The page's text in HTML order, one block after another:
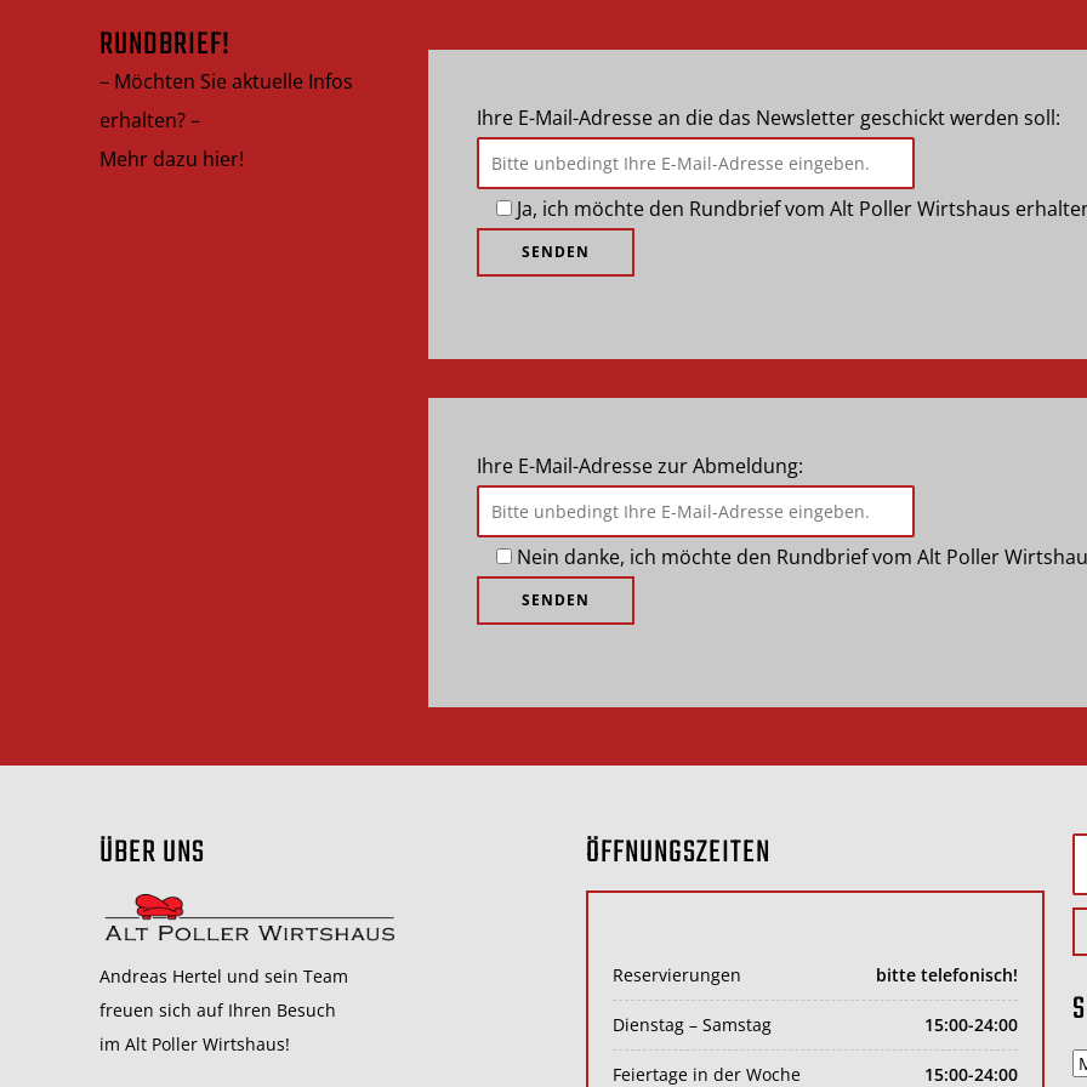
RUNDBRIEF!
– Möchten Sie aktuelle Infos
erhalten? –
Mehr dazu hier!
Ihre E-Mail-Adresse an die das Newsletter geschickt werden soll:
Ja, ich möchte den Rundbrief vom Alt Poller Wirtshaus
Ihre E-Mail-Adresse zur Abmeldung:
Nein danke, ich möchte den Rundbrief vom Alt Poller
ÜBER UNS
Andreas Hertel und sein Team
freuen sich auf Ihren Besuch
im Alt Poller Wirtshaus!
ÖFFNUNGSZEITEN
Reservierungen bitte telefonisch!
Dienstag – Samstag 15:00-24:00
Feiertage in der Woche 15:00-24:00